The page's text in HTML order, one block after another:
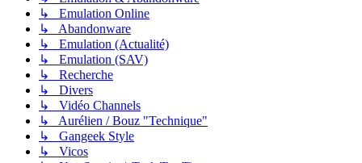
↳ Emulation Online
↳ Abandonware
↳ Emulation (Actualité)
↳ Emulation (SAV)
↳ Recherche
↳ Divers
↳ Vidéo Channels
↳ Aurélien / Bouz "Technique"
↳ Gangeek Style
↳ Vicos